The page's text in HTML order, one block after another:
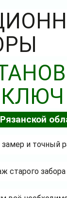
и точный
старого забора